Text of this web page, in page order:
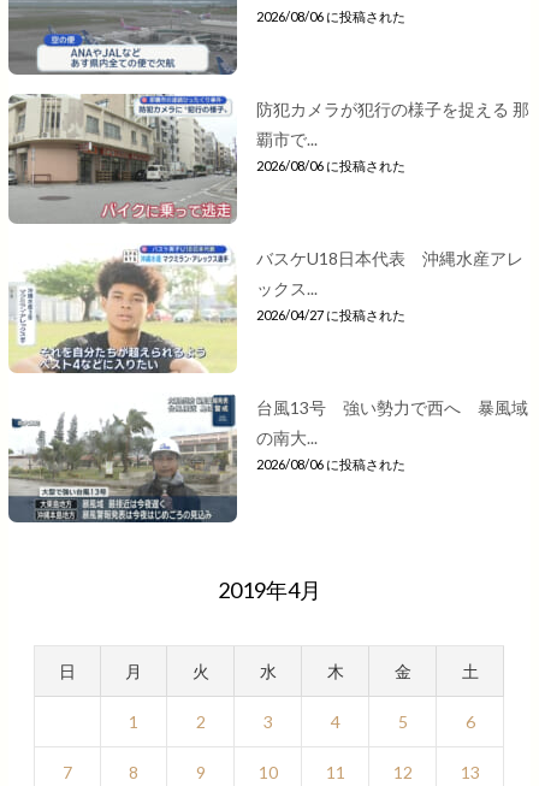
2026/08/06 に投稿された
防犯カメラが犯行の様子を捉える 那
覇市で...
2026/08/06 に投稿された
バスケU18日本代表 沖縄水産アレ
ックス...
2026/04/27 に投稿された
台風13号 強い勢力で西へ 暴風域
の南大...
2026/08/06 に投稿された
2019年4月
日 月 火 水 木 金 土
1 2 3 4 5 6
7 8 9 10 11 12 13